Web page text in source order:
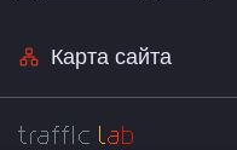
Карта сайта